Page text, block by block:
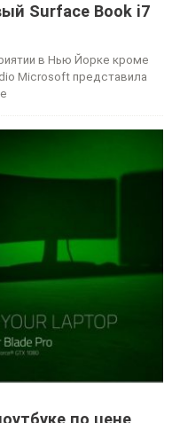
Surface Book i7
в Нью Йорке кроме
Microsoft представила
по цене